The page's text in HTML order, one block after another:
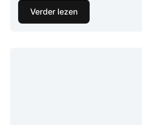
Verder lezen